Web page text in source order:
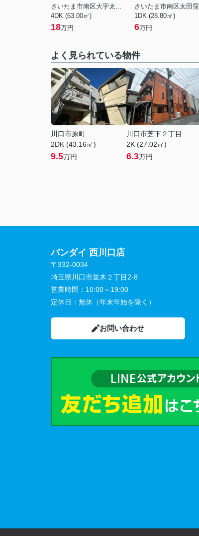
さいたま市南区大字太田窪
4DK (63.00㎡)
18万円
1DK (28.80㎡)
6万円
よく見られている物件
川口市原町
2DK (43.16㎡)
9.5万円
川口市芝下２丁目
2K (27.02㎡)
6.3万円
バンダイ 西川口店
〒332-0034
埼玉県川口市並木２丁目2-8
営業時間： 10:00～19:00
定休日： 無休（年末年始を除く）
お問い合わせ